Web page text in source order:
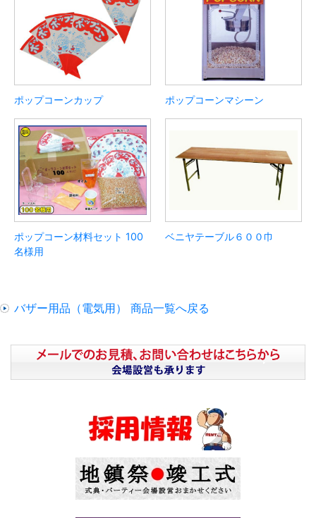
ポップコーンカップ ポップコーンマシーン
ポップコーン材料セット 100
名様用
ベニヤテーブル６００巾
バザー用品（電気用） 商品一覧へ戻る